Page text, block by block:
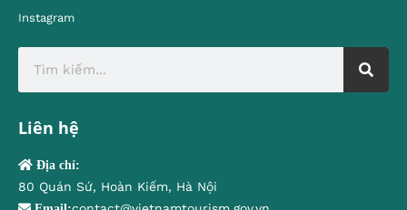
Instagram
Liên hệ
Địa chỉ:
80 Quán Sứ, Hoàn Kiếm, Hà Nội